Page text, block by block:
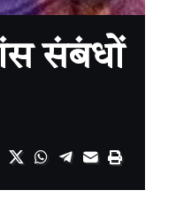
संबंधों